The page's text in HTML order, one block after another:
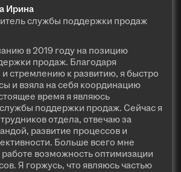
Ирина
службы поддержки продаж
в 2019 году на позицию
продаж. Благодаря
и стремлению к развитию, я быстро
и взяла на себя координацию
время я являюсь
поддержки продаж. Сейчас я
отдела, отвечаю за
развитие процессов и
Больше всего мне
работе возможность оптимизации
Я горжусь, что являюсь частью